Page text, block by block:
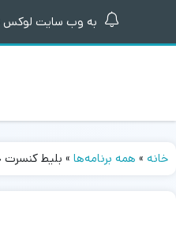
به وب سایت
خانه » همه برنامه‌ها » بلیط کنسرت حامی |